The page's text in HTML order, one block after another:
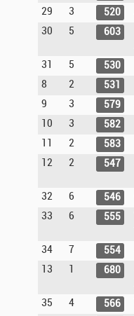
29
3 520
30
5 603
31 5 530
8
2 531
9
3 579
10
3 582
11
2 583
12
2 547
32 6 546
33
6 555
34 7 554
13
1 680
35 4 566